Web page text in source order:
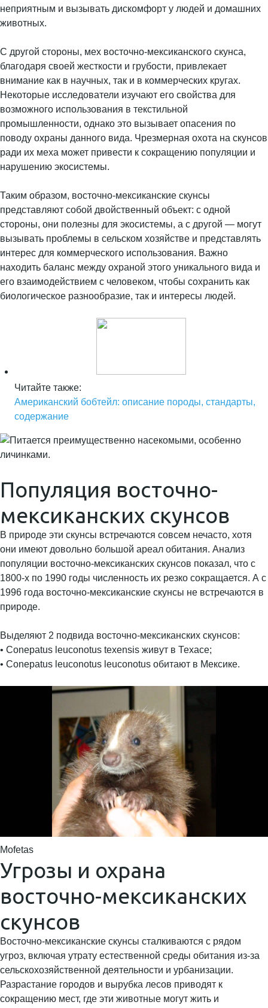
неприятным и вызывать дискомфорт у людей и домашних
животных.
С другой стороны, мех восточно-мексиканского скунса,
благодаря своей жесткости и грубости, привлекает
внимание как в научных, так и в коммерческих кругах.
Некоторые исследователи изучают его свойства для
возможного использования в текстильной
промышленности, однако это вызывает опасения по
поводу охраны данного вида. Чрезмерная охота на скунсов
ради их меха может привести к сокращению популяции и
нарушению экосистемы.
Таким образом, восточно-мексиканские скунсы
представляют собой двойственный объект: с одной
стороны, они полезны для экосистемы, а с другой — могут
вызывать проблемы в сельском хозяйстве и представлять
интерес для коммерческого использования. Важно
находить баланс между охраной этого уникального вида и
его взаимодействием с человеком, чтобы сохранить как
биологическое разнообразие, так и интересы людей.
Читайте также:
Американский бобтейл: описание породы, стандарты,
содержание
Популяция восточно-
мексиканских скунсов
В природе эти скунсы встречаются совсем нечасто, хотя
они имеют довольно большой ареал обитания. Анализ
популяции восточно-мексиканских скунсов показал, что с
1800-х по 1990 годы численность их резко сокращается. А с
1996 года восточно-мексиканские скунсы не встречаются в
природе.
Выделяют 2 подвида восточно-мексиканских скунсов:
• Conepatus leuconotus texensis живут в Техасе;
• Conepatus leuconotus leuconotus обитают в Мексике.
Mofetas
Угрозы и охрана
восточно-мексиканских
скунсов
Восточно-мексиканские скунсы сталкиваются с рядом
угроз, включая утрату естественной среды обитания из-за
сельскохозяйственной деятельности и урбанизации.
Разрастание городов и вырубка лесов приводят к
сокращению мест, где эти животные могут жить и